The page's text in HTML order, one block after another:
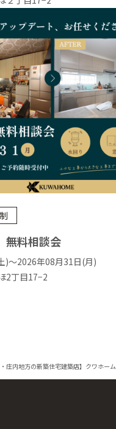
無料相談会
)〜2026年08月31日(月)
2丁目17−2
庄内地方の新築住宅建築店】クワホーム